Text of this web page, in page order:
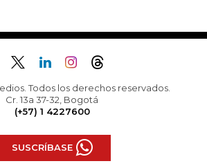
Todos los derechos reservados.
Cr. 13a 37-32, Bogotá
(+57) 1 4227600
SUSCRÍBASE